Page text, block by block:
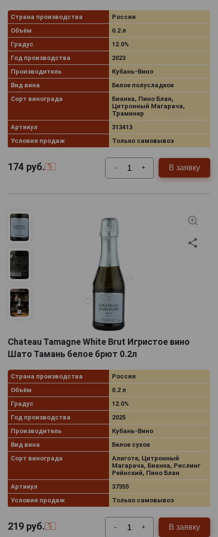
Страна производства
Россия
Объём
0.2 л
Градус
12.0%
Год производства
2023
Производитель
Кубань-Вино
Вид вина
Белое полусладкое
Сорт винограда
Бианка, Пино Блан,
Цитронный Магарача,
Траминер
Артикул
313413
Условия продаж
Только самовывоз
174 руб. - + В заявку
Chateau Tamagne White Brut Игристое вино
Шато Тамань белое брют 0.2л
Страна производства
Россия
Объём
0.2 л
Градус
12.0%
Год производства
2025
Производитель
Кубань-Вино
Вид вина
Белое сухое
Сорт винограда
Алиготе, Цитронный
Магарача, Бианка, Рислинг
Рейнский, Пино Блан
Артикул
37355
Условия продаж
Только самовывоз
219 руб. - + В заявку